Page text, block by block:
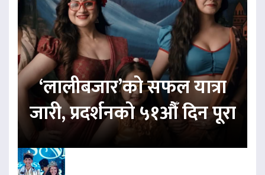
‘लालीबजार’को सफल यात्रा
जारी, प्रदर्शनको ५१औँ दिन पूरा